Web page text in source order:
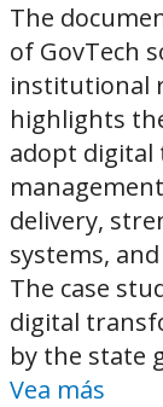
The
of GovTech
institutional
highlights
adopt digital
delivery,
systems,
The case
digital
by the state
Vea más